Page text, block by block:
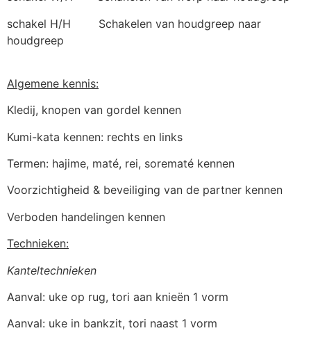
schakel H/H Schakelen van houdgreep naar
houdgreep
Algemene kennis:
Kledij, knopen van gordel kennen
Kumi-kata kennen: rechts en links
Termen: hajime, maté, rei, sorematé kennen
Voorzichtigheid & beveiliging van de partner kennen
Verboden handelingen kennen
Technieken:
Kanteltechnieken
Aanval: uke op rug, tori aan knieën 1 vorm
Aanval: uke in bankzit, tori naast 1 vorm